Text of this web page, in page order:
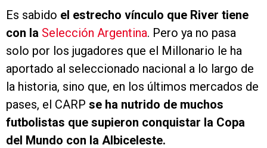
Es sabido el estrecho vínculo que River tiene
con la Selección Argentina. Pero ya no pasa
solo por los jugadores que el Millonario le ha
aportado al seleccionado nacional a lo largo de
la historia, sino que, en los últimos mercados de
pases, el CARP se ha nutrido de muchos
futbolistas que supieron conquistar la Copa
del Mundo con la Albiceleste.